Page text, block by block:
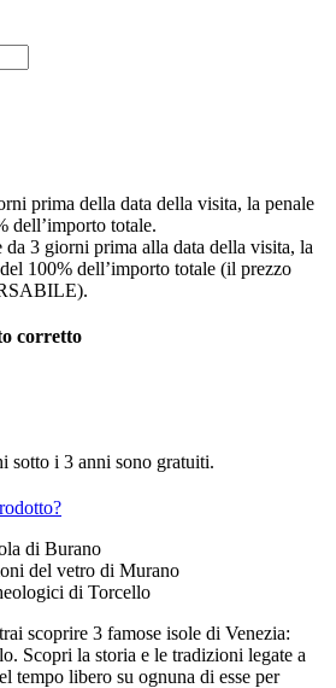
prima della data della visita, la penale
dell’importo totale.
da 3 giorni prima alla data della visita, la
100% dell’importo totale (il prezzo
corretto
i 3 anni sono gratuiti.
di Burano
del vetro di Murano
di Torcello
scoprire 3 famose isole di Venezia:
Scopri la storia e le tradizioni legate a
tempo libero su ognuna di esse per